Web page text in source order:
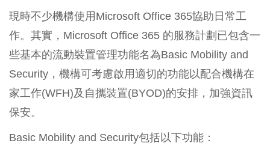
現時不少機構使用Microsoft Office 365協助日常工
作。其實，Microsoft Office 365 的服務計劃已包含一
些基本的流動裝置管理功能名為Basic Mobility and
Security，機構可考慮啟用適切的功能以配合機構在
家工作(WFH)及自攜裝置(BYOD)的安排，加強資訊
保安。
Basic Mobility and Security包括以下功能：